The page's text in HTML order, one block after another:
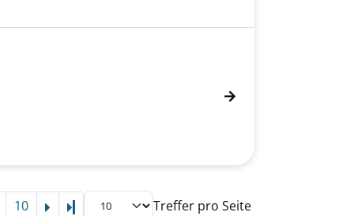
10 Letzte Seite Treffer pro Seite